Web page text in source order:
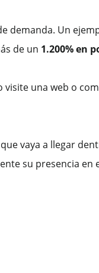
demanda. Un
de un 1.200% en
visite una web o
vaya a llegar
su presencia en